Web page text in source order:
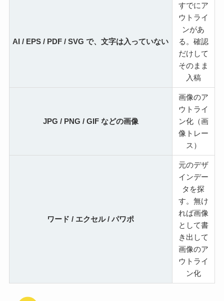
AI / EPS / PDF / SVG で、文字は入っていない
すでにア
ウトライ
ンがあ
る。 確認
だけして
そのまま
入稿
JPG / PNG / GIF などの画像
画像のア
ウトライ
ン化（画
像トレー
ス）
ワード / エクセル / パワポ
元のデザ
インデー
タを探
す。無け
れば画像
として書
き出して
画像のア
ウトライ
ン化